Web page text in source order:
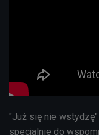
"Już się nie
specjalnie do